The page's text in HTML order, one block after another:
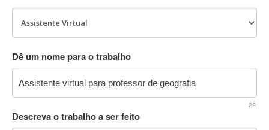
Dê um nome para o trabalho
29
Descreva o trabalho a ser feito